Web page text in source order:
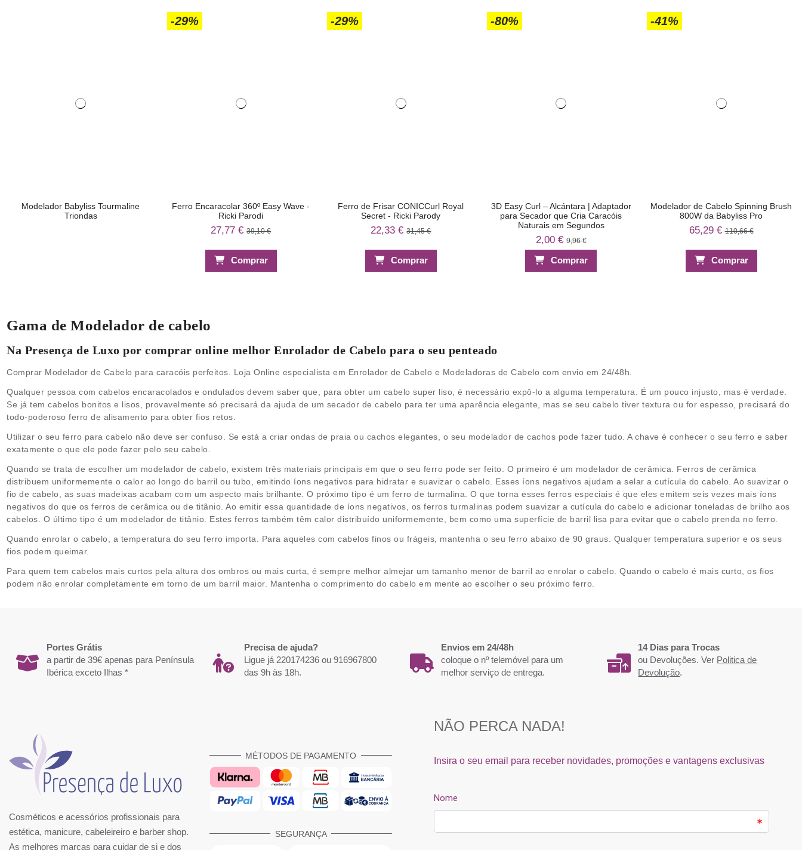
Modelador Babyliss Tourmaline
Triondas
-29%
Ferro Encaracolar 360º Easy Wave -
Ricki Parodi
27,77 €39,10 €
Comprar
-29%
Ferro de Frisar CONICCurl Royal
Secret - Ricki Parody
22,33 €31,45 €
Comprar
-80%
3D Easy Curl – Alcántara | Adaptador
para Secador que Cria Caracóis
Naturais em Segundos
2,00 €9,96 €
Comprar
-41%
Modelador de Cabelo Spinning Brush
800W da Babyliss Pro
65,29 €110,66 €
Comprar
Gama de Modelador de cabelo
Na Presença de Luxo por comprar online melhor Enrolador de Cabelo para o seu penteado
Comprar Modelador de Cabelo para caracóis perfeitos. Loja Online especialista em Enrolador de Cabelo e Modeladoras de Cabelo com envio em 24/48h.
Qualquer pessoa com cabelos encaracolados e ondulados devem saber que, para obter um cabelo super liso, é necessário expô-lo a alguma temperatura. É um pouco injusto, mas é verdade.
Se já tem cabelos bonitos e lisos, provavelmente só precisará da ajuda de um secador de cabelo para ter uma aparência elegante, mas se seu cabelo tiver textura ou for espesso, precisará do
todo-poderoso ferro de alisamento para obter fios retos.
Utilizar o seu ferro para cabelo não deve ser confuso. Se está a criar ondas de praia ou cachos elegantes, o seu modelador de cachos pode fazer tudo. A chave é conhecer o seu ferro e saber
exatamente o que ele pode fazer pelo seu cabelo.
Quando se trata de escolher um modelador de cabelo, existem três materiais principais em que o seu ferro pode ser feito. O primeiro é um modelador de cerâmica. Ferros de cerâmica
distribuem uniformemente o calor ao longo do barril ou tubo, emitindo íons negativos para hidratar e suavizar o cabelo. Esses íons negativos ajudam a selar a cutícula do cabelo. Ao suavizar o
fio de cabelo, as suas madeixas acabam com um aspecto mais brilhante. O próximo tipo é um ferro de turmalina. O que torna esses ferros especiais é que eles emitem seis vezes mais íons
negativos do que os ferros de cerâmica ou de titânio. Ao emitir essa quantidade de íons negativos, os ferros turmalinas podem suavizar a cutícula do cabelo e adicionar toneladas de brilho aos
cabelos. O último tipo é um modelador de titânio. Estes ferros também têm calor distribuído uniformemente, bem como uma superfície de barril lisa para evitar que o cabelo prenda no ferro.
Quando enrolar o cabelo, a temperatura do seu ferro importa. Para aqueles com cabelos finos ou frágeis, mantenha o seu ferro abaixo de 90 graus. Qualquer temperatura superior e os seus
fios podem queimar.
Para quem tem cabelos mais curtos pela altura dos ombros ou mais curta, é sempre melhor almejar um tamanho menor de barril ao enrolar o cabelo. Quando o cabelo é mais curto, os fios
podem não enrolar completamente em torno de um barril maior. Mantenha o comprimento do cabelo em mente ao escolher o seu próximo ferro.
Portes Grátis
a partir de 39€ apenas para Península
Ibérica exceto Ilhas *
Precisa de ajuda?
Ligue já 220174236 ou 916967800
das 9h às 18h.
Envios em 24/48h
coloque o nº telemóvel para um
melhor serviço de entrega.
14 Dias para Trocas
ou Devoluções. Ver Politica de
Devolução.
Cosméticos e acessórios profissionais para
estética, manicure, cabeleireiro e barber shop.
As melhores marcas para cuidar de si e dos
MÉTODOS DE PAGAMENTO
SEGURANÇA